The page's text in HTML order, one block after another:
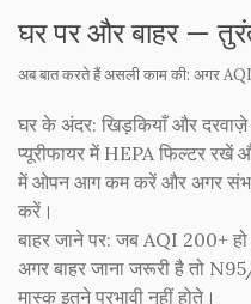
घर पर और बाहर —
अब बात करते हैं असली काम की: अगर AQI
घर के अंदर: खिड़कियाँ और
प्यूरीफायर में HEPA फिल्टर
में ओपन आग कम करें और अगर
करें।
बाहर जाने पर: जब AQI 200+ हो
अगर बाहर जाना जरूरी है तो
मास्क इतने प्रभावी नहीं होते।